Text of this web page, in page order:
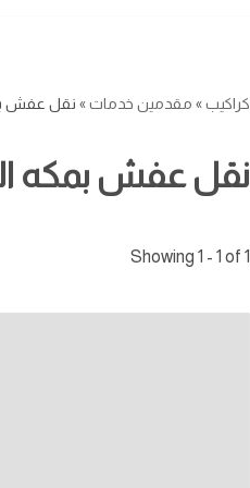
كراكيب» مقدمين خدمات» نقل عفش
نقل عفش بمكه
Showing 1 - 1 of 1